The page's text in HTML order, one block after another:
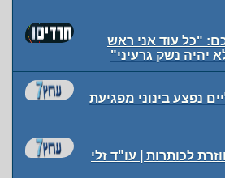
"כל עוד אני ראש
יהיה נשק גרעיני"
נפצע בינוני מפגיעת
לכותרות | עו"ד זלי